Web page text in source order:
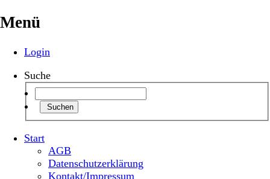
Menü
Login
Suche
Suchen
Start
AGB
Datenschutzerklärung
Kontakt/Impressum